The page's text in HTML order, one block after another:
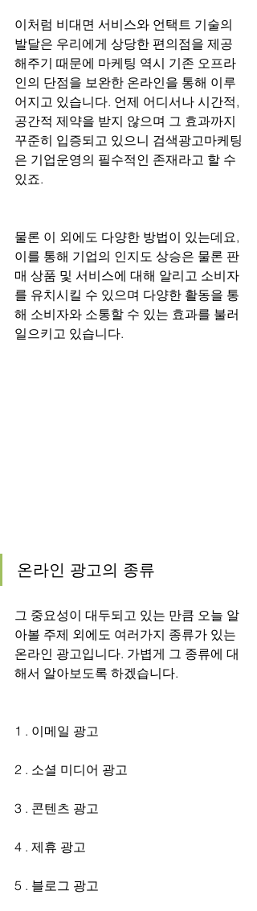
이처럼 비대면 서비스와 언택트 기술의
발달은 우리에게 상당한 편의점을 제공
해주기 때문에 마케팅 역시 기존 오프라
인의 단점을 보완한 온라인을 통해 이루
어지고 있습니다. 언제 어디서나 시간적,
공간적 제약을 받지 않으며 그 효과까지
꾸준히 입증되고 있으니 검색광고마케팅
은 기업운영의 필수적인 존재라고 할 수
있죠.
물론 이 외에도 다양한 방법이 있는데요,
이를 통해 기업의 인지도 상승은 물론 판
매 상품 및 서비스에 대해 알리고 소비자
를 유치시킬 수 있으며 다양한 활동을 통
해 소비자와 소통할 수 있는 효과를 불러
일으키고 있습니다.
온라인 광고의 종류
그 중요성이 대두되고 있는 만큼 오늘 알
아볼 주제 외에도 여러가지 종류가 있는
온라인 광고입니다. 가볍게 그 종류에 대
해서 알아보도록 하겠습니다.
1 . 이메일 광고
2 . 소셜 미디어 광고
3 . 콘텐츠 광고
4 . 제휴 광고
5 . 블로그 광고